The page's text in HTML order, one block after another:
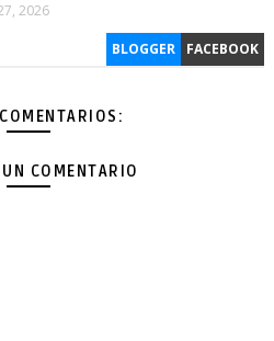
2026
BLOGGER FACEBOOK
COMENTARIO